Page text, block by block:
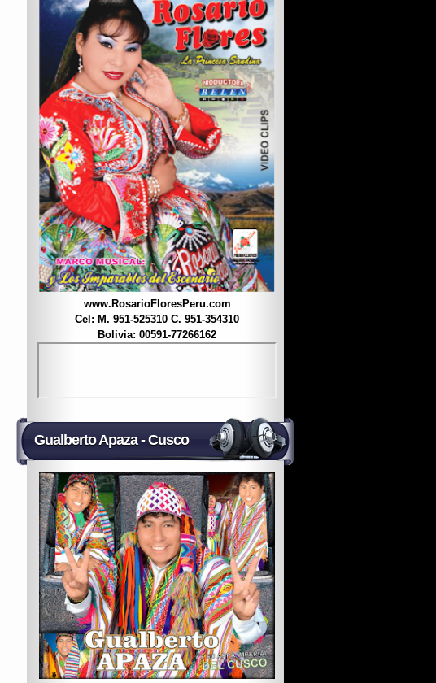
www.RosarioFloresPeru.com
Cel: M. 951-525310 C. 951-354310
Bolivia: 00591-77266162
Gualberto Apaza - Cusco